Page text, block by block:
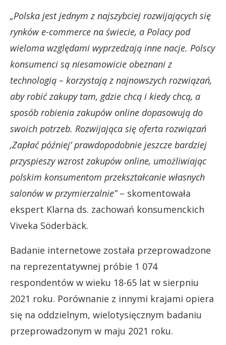
„Polska jest jednym z najszybciej rozwijających się
rynków e-commerce na świecie, a Polacy pod
wieloma względami wyprzedzają inne nacje. Polscy
konsumenci są niesamowicie obeznani z
technologią – korzystają z najnowszych rozwiązań,
aby robić zakupy tam, gdzie chcą i kiedy chcą, a
sposób robienia zakupów online dopasowują do
swoich potrzeb. Rozwijająca się oferta rozwiązań
‚Zapłać później’ prawdopodobnie jeszcze bardziej
przyspieszy wzrost zakupów online, umożliwiając
polskim konsumentom przekształcanie własnych
salonów w przymierzalnie”– skomentowała
ekspert Klarna ds. zachowań konsumenckich
Viveka Söderbäck.
Badanie internetowe została przeprowadzone
na reprezentatywnej próbie 1 074
respondentów w wieku 18-65 lat w sierpniu
2021 roku. Porównanie z innymi krajami opiera
się na oddzielnym, wielotysięcznym badaniu
przeprowadzonym w maju 2021 roku.